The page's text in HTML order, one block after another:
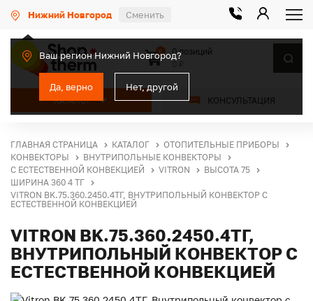
Нижний Новгород Сменить
Ваш регион Нижний Новгород?
Да, верно Нет, другой
КАТАЛОГ КОНСУЛЬТАЦИЯ
0
0 позиций
ГЛАВНАЯ СТРАНИЦА КАТАЛОГ
ОТОПИТЕЛЬНЫЕ ПРИБОРЫ
КОНВЕКТОРЫ
ВНУТРИПОЛЬНЫЕ КОНВЕКТОРЫ
С ЕСТЕСТВЕННОЙ КОНВЕКЦИЕЙ
VITRON
ВЫСОТА 75
ШИРИНА 360 4 ТГ
VITRON BK.75.360.2450.4ТГ, ВНУТРИПОЛЬНЫЙ КОНВЕКТОР С
ЕСТЕСТВЕННОЙ КОНВЕКЦИЕЙ
VITRON BK.75.360.2450.4ТГ,
ВНУТРИПОЛЬНЫЙ КОНВЕКТОР С
ЕСТЕСТВЕННОЙ КОНВЕКЦИЕЙ